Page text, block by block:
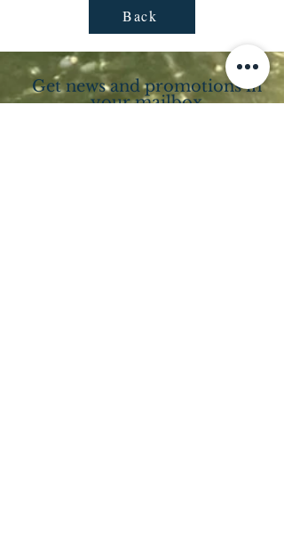
Back
Get news and promotions in
your mailbox